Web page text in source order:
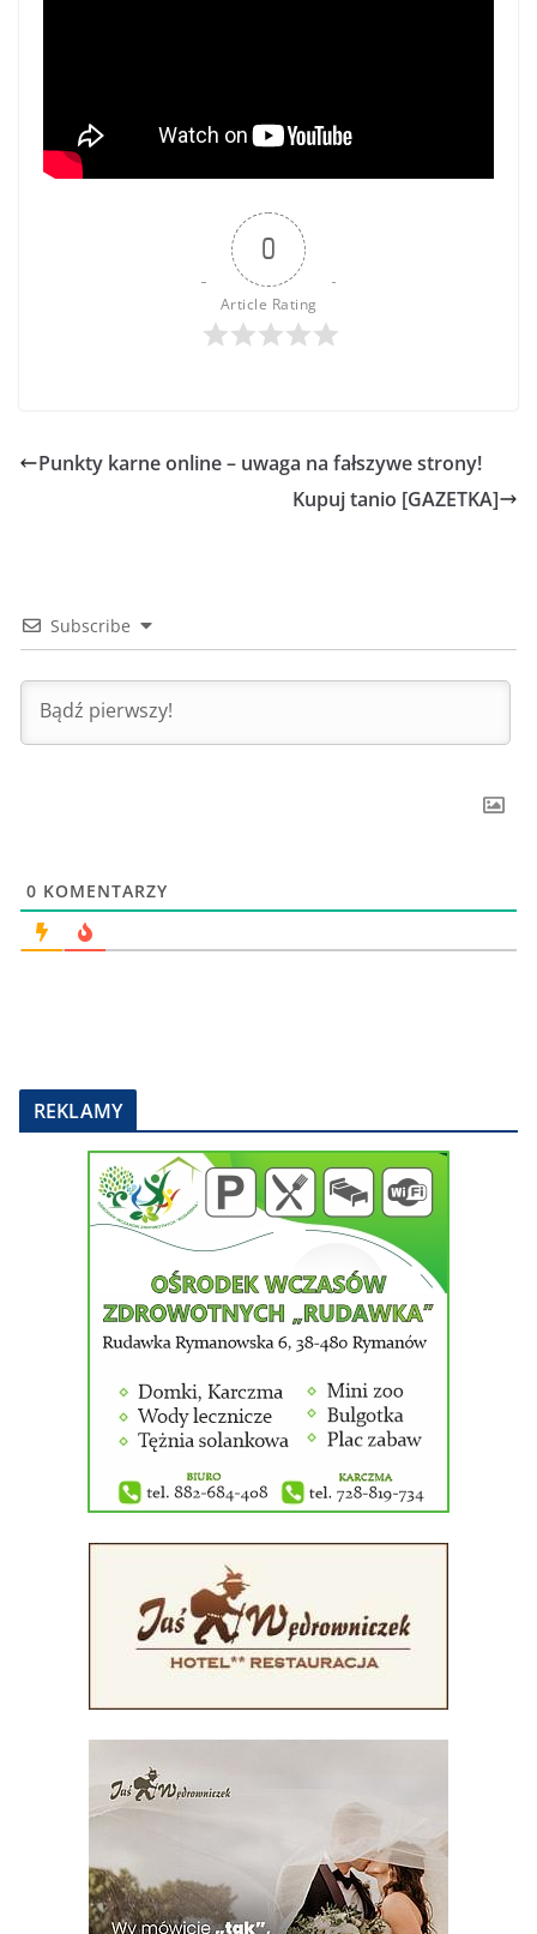
0
Article Rating
Punkty karne online – uwaga na fałszywe strony!
Kupuj tanio [GAZETKA]
Subscribe
0 KOMENTARZY
REKLAMY